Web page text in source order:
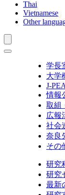
Thai
Vietnamese
Other
学長
大学
J-
情報
取組
広報
社会
奈良
その
研究
研究
最新